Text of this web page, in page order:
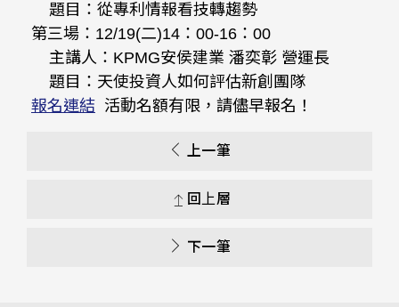
題目：從專利情報看技轉趨勢
第三場：12/19(二)14：00-16：00
主講人：KPMG安侯建業 潘奕彰 營運長
題目：天使投資人如何評估新創團隊
報名連結 活動名額有限，請儘早報名！
上一筆
回上層
下一筆